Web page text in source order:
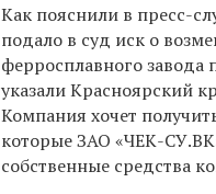
Как пояснили в пресс-
подало в суд иск о
ферросплавного
указали Красноярский
Компания хочет
которые ЗАО «ЧЕК-
собственные средства